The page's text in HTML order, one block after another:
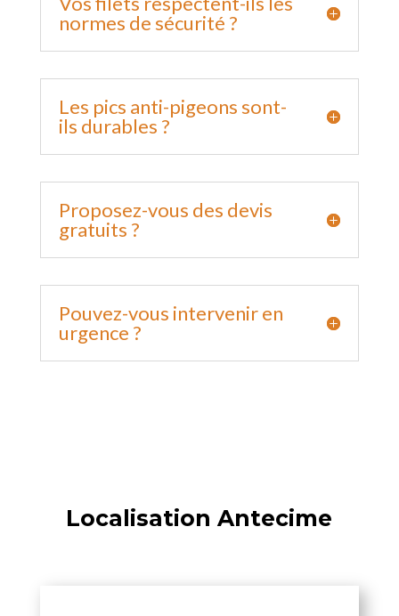
normes de sécurité ?
Les pics anti-pigeons sont-
ils durables ?
Proposez-vous des devis
gratuits ?
Pouvez-vous intervenir en
urgence ?
Localisation Antecime